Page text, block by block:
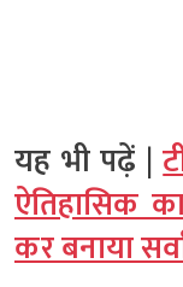
यह भी पढ़ें |
ऐतिहासिक
कर बनाया